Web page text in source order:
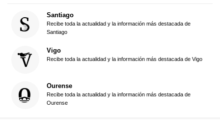
Santiago
Recibe toda la actualidad y la información más destacada de
Santiago
Vigo
Recibe toda la actualidad y la información más destacada de Vigo
Ourense
Recibe toda la actualidad y la información más destacada de
Ourense